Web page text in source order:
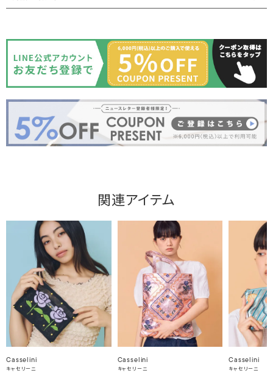
関連アイテム
Casselini
キャセリーニ
Casselini
キャセリーニ
Casselini
キャセリーニ